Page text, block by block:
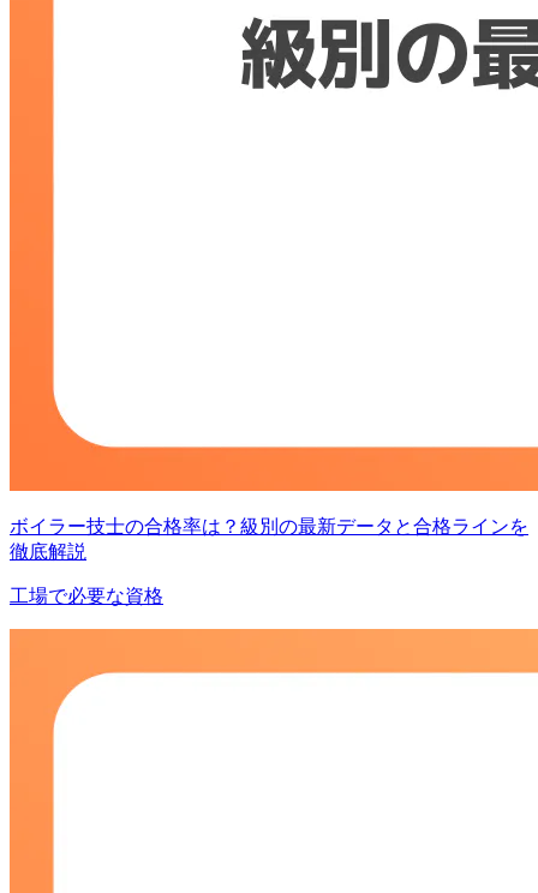
ボイラー技士の合格率は？級別の最新データと合格ラインを
徹底解説
工場で必要な資格